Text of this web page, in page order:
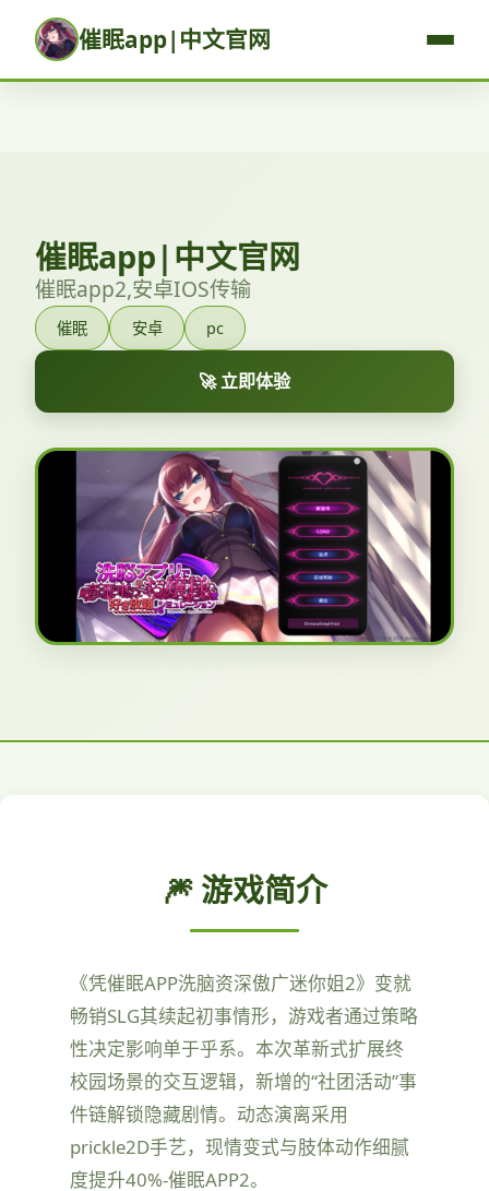
催眠app|中文官网
催眠app|中文官网
催眠app2,安卓IOS传输
催眠 安卓 pc
🚀 立即体验
🎆 游戏简介
《凭催眠APP洗脑资深傲广迷你姐2》变就
畅销SLG其续起初事情形，游戏者通过策略
性决定影响单于乎系。本次革新式扩展终
校园场景的交互逻辑，新增的“社团活动”事
件链解锁隐藏剧情。动态演离采用
prickle2D手艺，现情变式与肢体动作细腻
度提升40%-催眠APP2。